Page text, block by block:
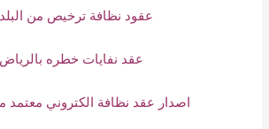
عقود نظافة ترخيص من
عقد نفايات خطره بالرياض
اصدار عقد نظافة الكتروني معتمد